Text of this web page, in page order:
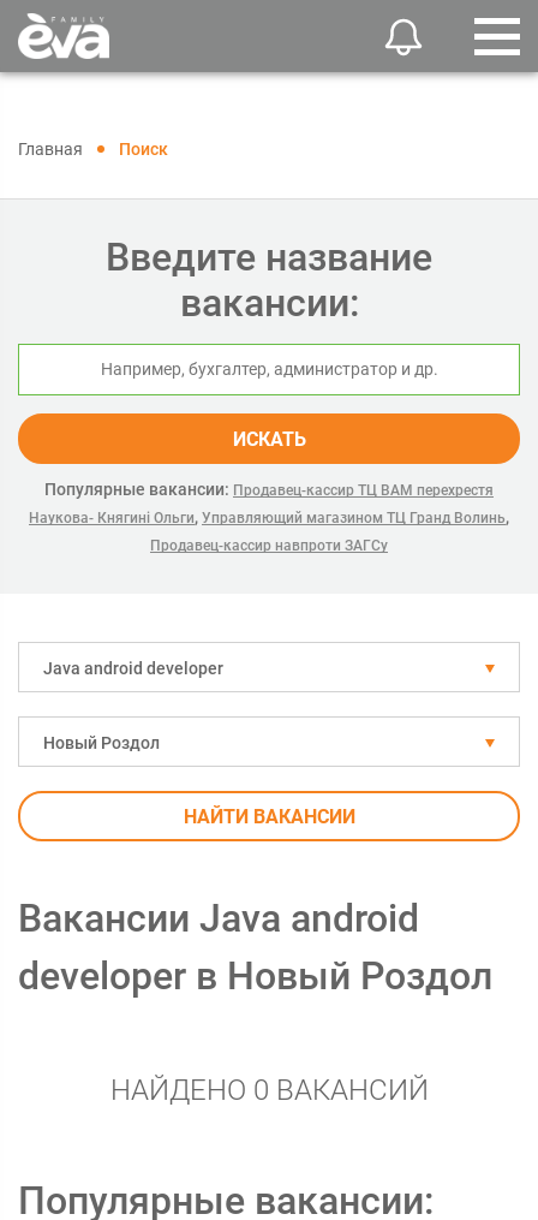
Главная Поиск
Введите название
вакансии:
ИСКАТЬ
Популярные вакансии: Продавец-кассир ТЦ ВАМ перехрестя
Наукова- Княгині Ольги, Управляющий магазином ТЦ Гранд Волинь,
Продавец-кассир навпроти ЗАГСу
Java android developer
Новый Роздол
НАЙТИ ВАКАНСИИ
Вакансии Java android
developer в Новый Роздол
НАЙДЕНО 0 ВАКАНСИЙ
Популярные вакансии: